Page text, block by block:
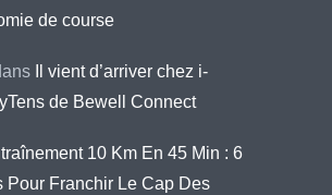
de course
Il vient d’arriver chez i-
de Bewell Connect
10 Km En 45 Min : 6
Pour Franchir Le Cap Des